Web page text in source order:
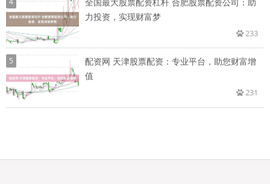
力投资，实现财富梦
233
5
配资网 天津股票配资：专业平台，助您财富增
值
231